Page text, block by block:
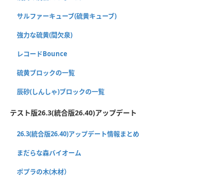
サルファーキューブ(硫黄キューブ)
強力な硫黄(間欠泉)
レコードBounce
硫黄ブロックの一覧
辰砂(しんしゃ)ブロックの一覧
テスト版26.3(統合版26.40)アップデート
26.3(統合版26.40)アップデート情報まとめ
まだらな森バイオーム
ポプラの木(木材）